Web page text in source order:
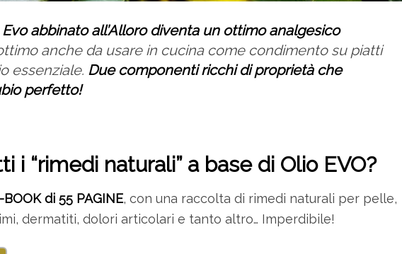
abbinato all’Alloro diventa un ottimo analgesico
anche da usare in cucina come condimento su piatti
essenziale. Due componenti ricchi di proprietà che
perfetto!
i “rimedi naturali” a base di Olio EVO?
BOOK di 55 PAGINE, con una raccolta di rimedi naturali per pelle,
dermatiti, dolori articolari e tanto altro… Imperdibile!